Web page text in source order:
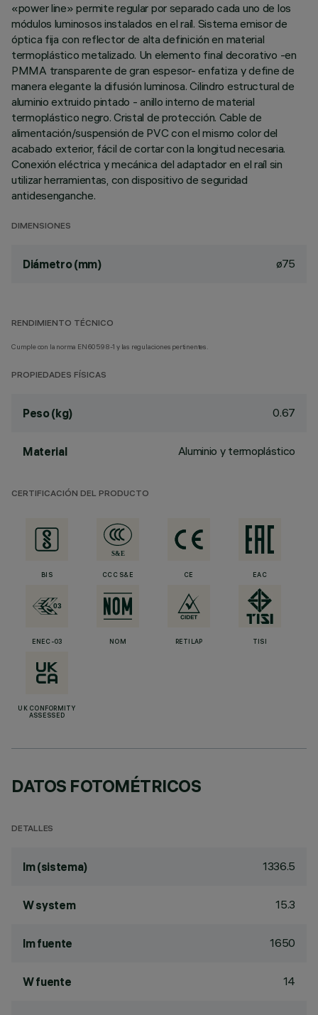
«power line» permite regular por separado cada uno de los
módulos luminosos instalados en el raíl. Sistema emisor de
óptica fija con reflector de alta definición en material
termoplástico metalizado. Un elemento final decorativo -en
PMMA transparente de gran espesor- enfatiza y define de
manera elegante la difusión luminosa. Cilindro estructural de
aluminio extruido pintado - anillo interno de material
termoplástico negro. Cristal de protección. Cable de
alimentación/suspensión de PVC con el mismo color del
acabado exterior, fácil de cortar con la longitud necesaria.
Conexión eléctrica y mecánica del adaptador en el raíl sin
utilizar herramientas, con dispositivo de seguridad
antidesenganche.
DIMENSIONES
Diámetro (mm) ø75
RENDIMIENTO TÉCNICO
Cumple con la norma EN60598-1 y las regulaciones pertinentes.
PROPIEDADES FÍSICAS
Peso (kg) 0.67
Material Aluminio y termoplástico
CERTIFICACIÓN DEL PRODUCTO
BIS CCC S&E CE EAC
ENEC-03 NOM RETILAP TISI
UK CONFORMITY
ASSESSED
DATOS FOTOMÉTRICOS
DETALLES
lm (sistema) 1336.5
W system 15.3
lm fuente 1650
W fuente 14